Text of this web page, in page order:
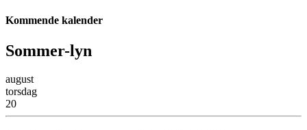
Kommende kalender
Sommer-lyn
august
torsdag
20